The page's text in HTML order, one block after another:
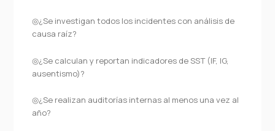
◎¿Se investigan todos los incidentes con análisis de
causa raíz?
◎¿Se calculan y reportan indicadores de SST (IF, IG,
ausentismo)?
◎¿Se realizan auditorías internas al menos una vez al
año?